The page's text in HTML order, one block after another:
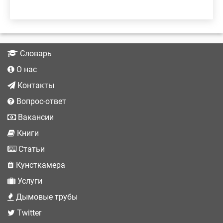
Словарь
О нас
Контакты
Вопрос-ответ
Вакансии
Книги
Статьи
Кунсткамера
Услуги
Дымовые трубы
Twitter